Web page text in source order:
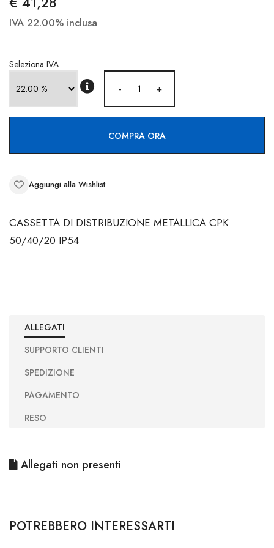
CONTATTI
IVA 22.00% inclusa
Seleziona IVA
- +
COMPRA ORA
Aggiungi alla Wishlist
CASSETTA DI DISTRIBUZIONE METALLICA CPK
50/40/20 IP54
ALLEGATI
SUPPORTO CLIENTI
SPEDIZIONE
PAGAMENTO
RESO
Allegati non presenti
POTREBBERO INTERESSARTI